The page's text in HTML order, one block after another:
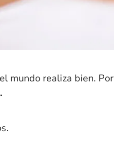
mundo realiza bien. Por
.